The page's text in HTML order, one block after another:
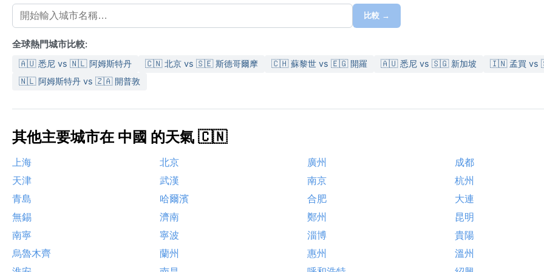
比較 →
全球熱門城市比較:
🇦🇺 悉尼 vs 🇳🇱 阿姆斯特丹 🇨🇳 北京 vs 🇸🇪 斯德哥爾摩 🇨🇭 蘇黎世 vs 🇪🇬 開羅 🇦🇺 悉尼 vs 🇸🇬 新加坡
🇮🇳 孟買 vs
🇳🇱 阿姆斯特丹 vs 🇿🇦 開普敦
其他主要城市在 中國 的天氣 🇨🇳
上海 北京 廣州
成都
天津
武漢 南京
杭州
青島
哈爾濱 合肥
大連
無錫
濟南 鄭州
昆明
南寧
寧波 淄博
貴陽
烏魯木齊
蘭州 惠州
溫州